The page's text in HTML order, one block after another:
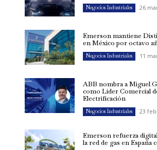
Negocios Industriales 26
Emerson mantiene
en México por octavo
Negocios Industriales 11
ABB nombra a Miguel
como Líder Comercial
Electrificación
Negocios Industriales 23
Emerson refuerza
la red de gas en España